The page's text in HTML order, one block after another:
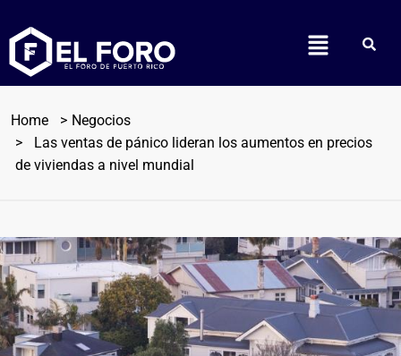
Home
Negocios
Las ventas de pánico lideran los aumentos en precios
de viviendas a nivel mundial